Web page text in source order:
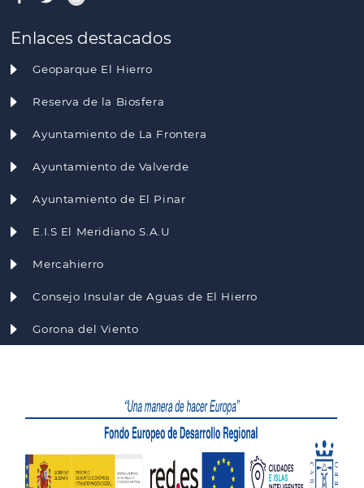
Enlaces destacados
Geoparque El Hierro
Reserva de la Biosfera
Ayuntamiento de La Frontera
Ayuntamiento de Valverde
Ayuntamiento de El Pinar
E.I.S El Meridiano S.A.U
Mercahierro
Consejo Insular de Aguas de El Hierro
Gorona del Viento